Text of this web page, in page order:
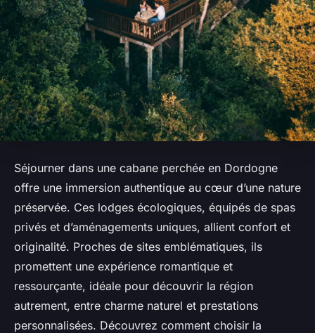
Séjourner dans une cabane perchée en Dordogne
offre une immersion authentique au cœur d’une nature
préservée. Ces lodges écologiques, équipés de spas
privés et d’aménagements uniques, allient confort et
originalité. Proches de sites emblématiques, ils
promettent une expérience romantique et
ressourçante, idéale pour découvrir la région
autrement, entre charme naturel et prestations
personnalisées. Découvrez comment choisir la